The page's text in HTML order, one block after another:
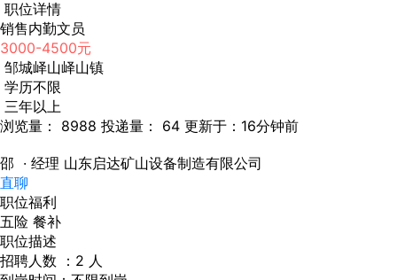
职位详情
销售内勤文员
3000-4500元
邹城峄山峄山镇
学历不限
三年以上
浏览量： 8988 投递量： 64 更新于：16分钟前
邵 · 经理 山东启达矿山设备制造有限公司
直聊
职位福利
五险 餐补
职位描述
招聘人数 ：2 人